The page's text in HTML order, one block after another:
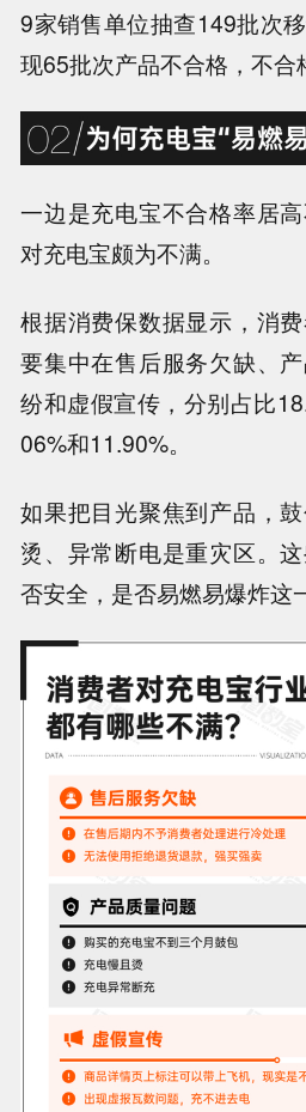
9家销售单位抽查149批次
现65批次产品不合格，不
一边是充电宝不合格率居
对充电宝颇为不满。
根据消费保数据显示， 消
要集中在售后服务欠缺、
纷和虚假宣传 ，分别占比
06%和11.90%。
如果把目光聚焦到产品，
烫、异常断电是重灾区。
否安全，是否易燃易爆炸这